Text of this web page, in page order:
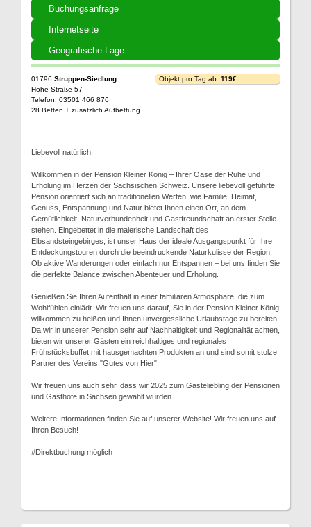
Buchungsanfrage
Internetseite
Geografische Lage
01796 Struppen-Siedlung
Hohe Straße 57
Telefon: 03501 466 876
28 Betten + zusätzlich Aufbettung
Objekt pro Tag ab: 119€
Liebevoll natürlich.
Willkommen in der Pension Kleiner König – Ihrer Oase der Ruhe und
Erholung im Herzen der Sächsischen Schweiz. Unsere liebevoll geführte
Pension orientiert sich an traditionellen Werten, wie Familie, Heimat,
Genuss, Entspannung und Natur bietet Ihnen einen Ort, an dem
Gemütlichkeit, Naturverbundenheit und Gastfreundschaft an erster Stelle
stehen. Eingebettet in die malerische Landschaft des
Elbsandsteingebirges, ist unser Haus der ideale Ausgangspunkt für Ihre
Entdeckungstouren durch die beeindruckende Naturkulisse der Region.
Ob aktive Wanderungen oder einfach nur Entspannen – bei uns finden Sie
die perfekte Balance zwischen Abenteuer und Erholung.
Genießen Sie Ihren Aufenthalt in einer familiären Atmosphäre, die zum
Wohlfühlen einlädt. Wir freuen uns darauf, Sie in der Pension Kleiner König
willkommen zu heißen und Ihnen unvergessliche Urlaubstage zu bereiten.
Da wir in unserer Pension sehr auf Nachhaltigkeit und Regionalität achten,
bieten wir unserer Gästen ein reichhaltiges und regionales
Frühstücksbuffet mit hausgemachten Produkten an und sind somit stolze
Partner des Vereins "Gutes von Hier".
Wir freuen uns auch sehr, dass wir 2025 zum Gästeliebling der Pensionen
und Gasthöfe in Sachsen gewählt wurden.
Weitere Informationen finden Sie auf unserer Website! Wir freuen uns auf
Ihren Besuch!
#Direktbuchung möglich